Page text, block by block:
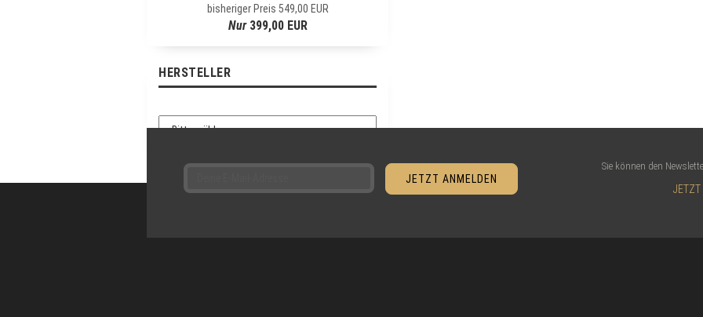
M
E
bisheriger Preis 549,00 EUR
Nur399,00 EUR
HERSTELLER
Sie können den
JETZT